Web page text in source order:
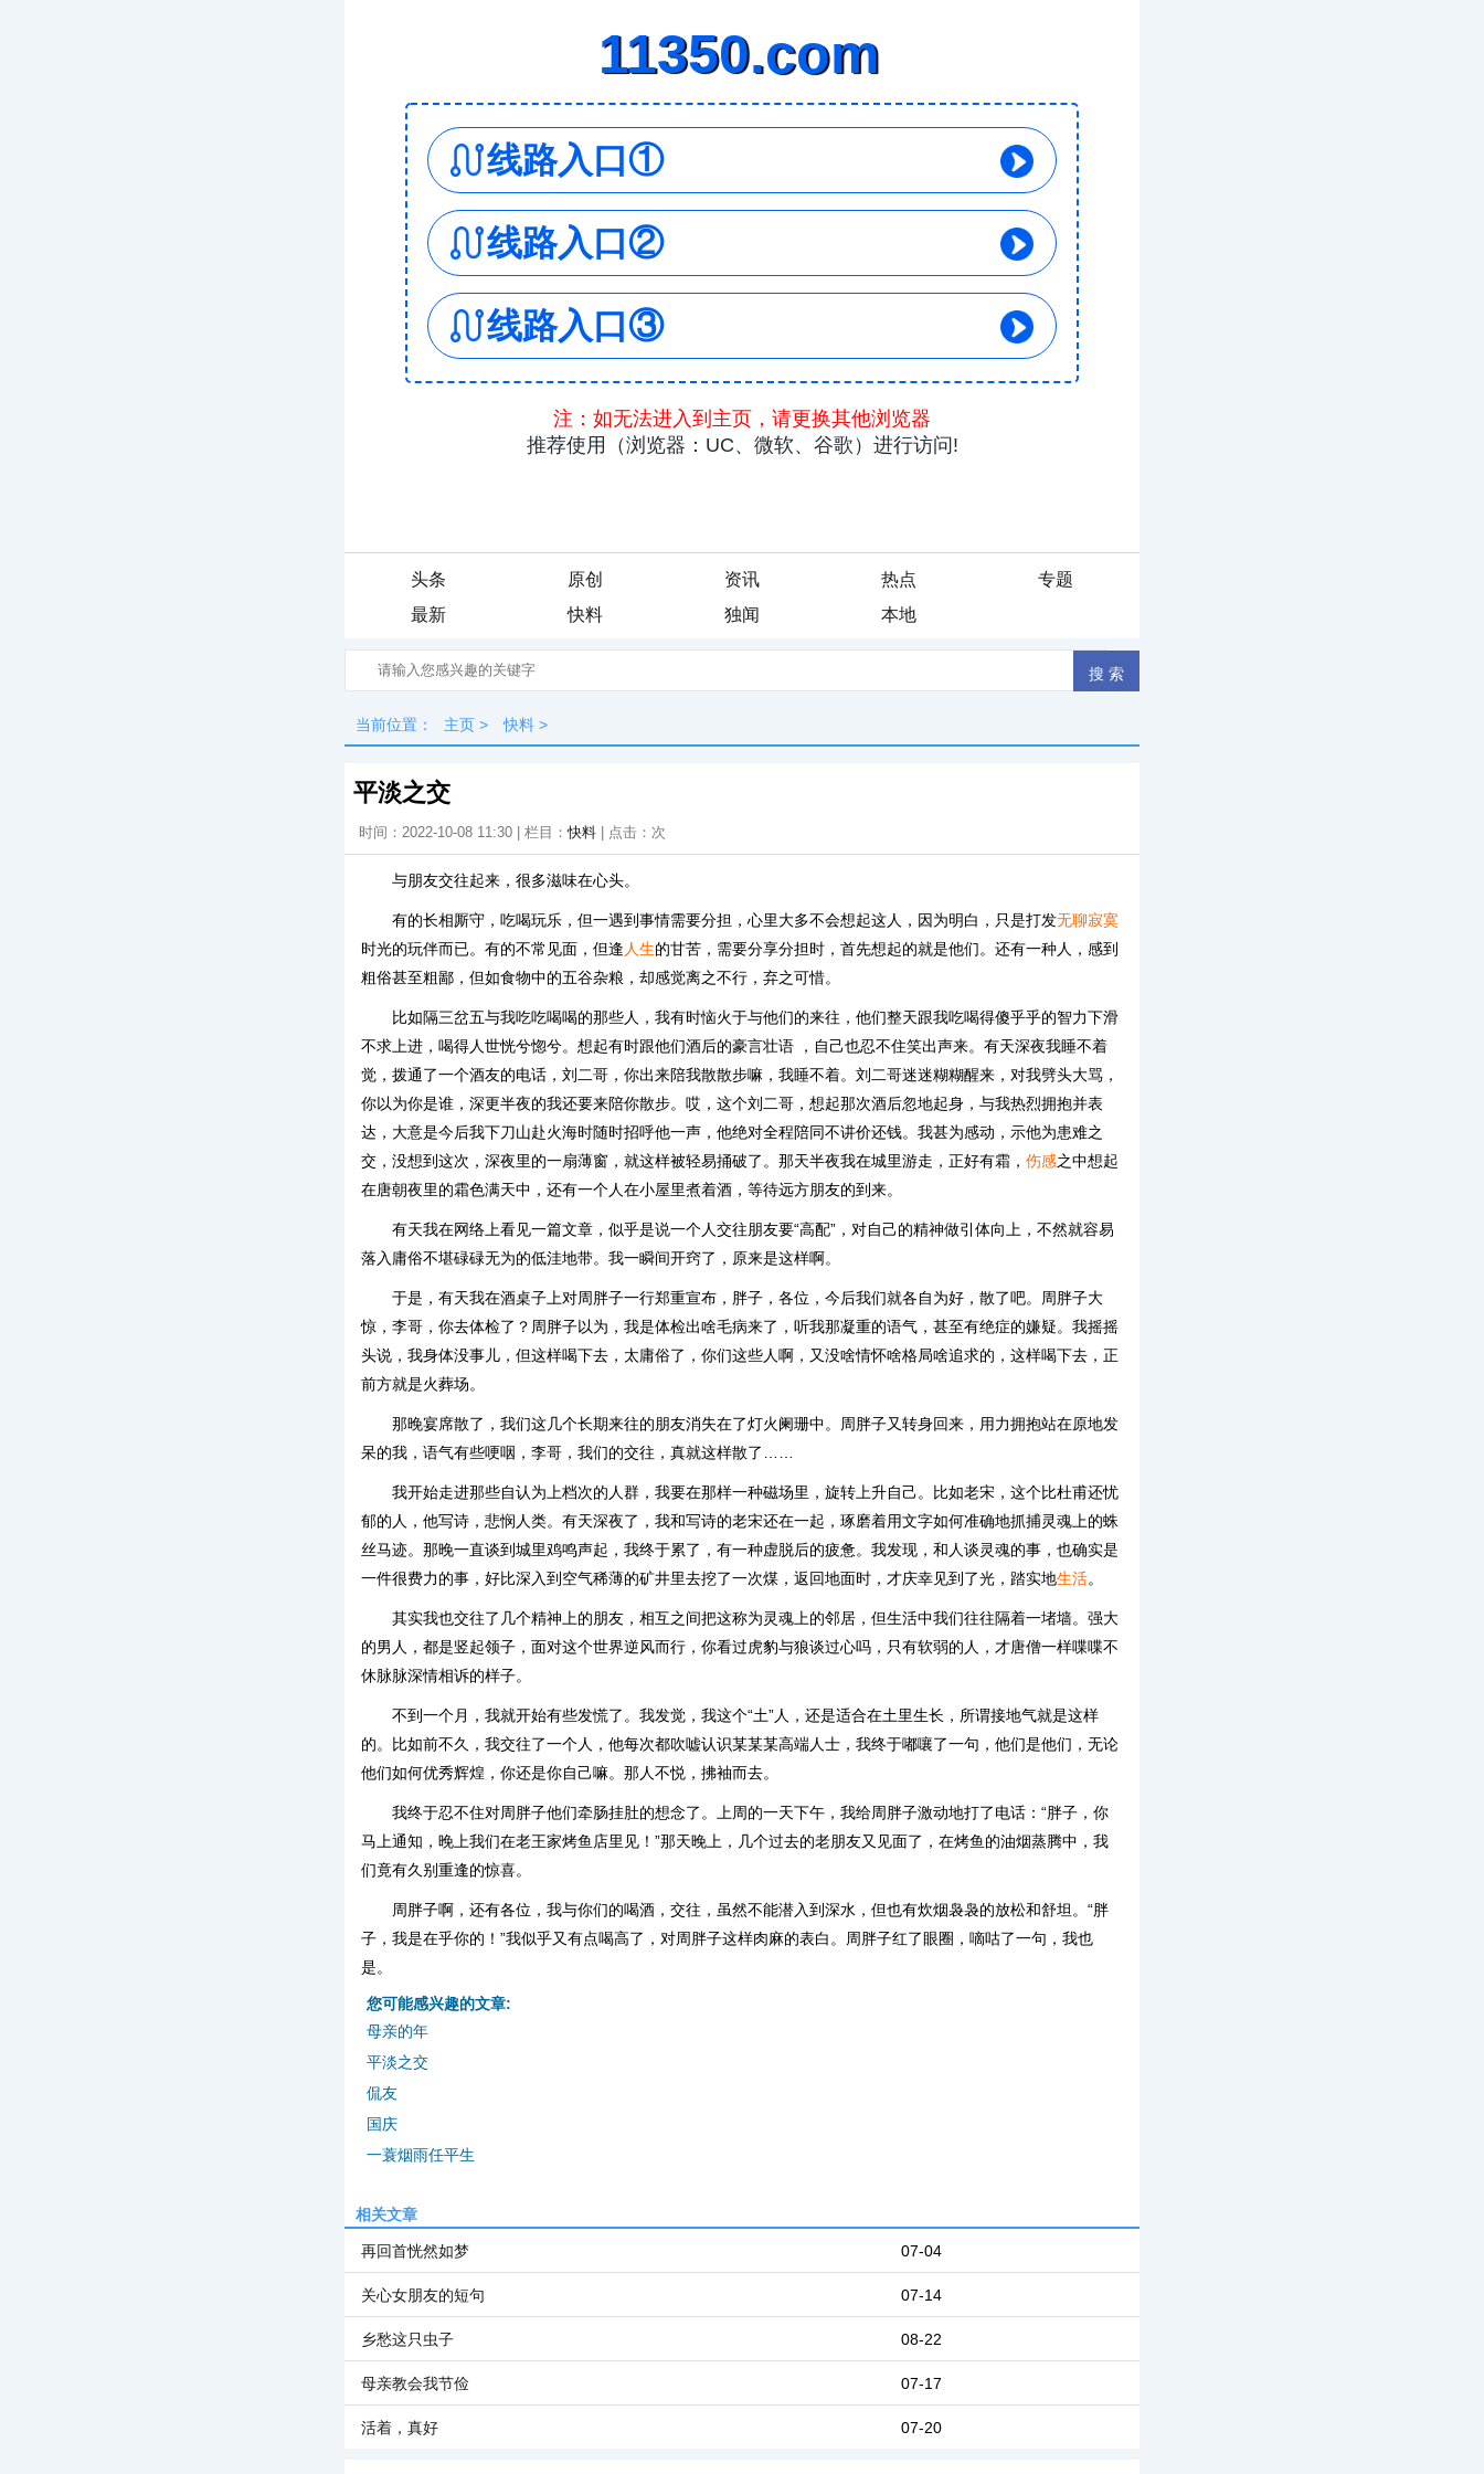
头条 原创 资讯 热点
专题
最新
快料 独闻 本地
当前位置： 主页 > 快料 >
平淡之交
时间：2022-10-08 11:30 | 栏目：快料 | 点击： 次
与朋友交往起来，很多滋味在心头。
有的长相厮守，吃喝玩乐，但一遇到事情需要分担，心里大多不会想起这人，因为明白，只是打发无聊寂寞
时光的玩伴而已。有的不常见面，但逢 人生的甘苦，需要分享分担时，首先想起的就是他们。还有一种人，感到
粗俗甚至粗鄙，但如食物中的五谷杂粮，却感觉离之不行，弃之可惜。
比如隔三岔五与我吃吃喝喝的那些人，我有时恼火于与他们的来往，他们整天跟我吃喝得傻乎乎的智力下滑
不求上进，喝得人世恍兮惚兮。想起有时跟他们酒后的豪言壮语 ，自己也忍不住笑出声来。有天深夜我睡不着
觉，拨通了一个酒友的电话，刘二哥，你出来陪我散散步嘛，我睡不着。刘二哥迷迷糊糊醒来，对我劈头大骂，
你以为你是谁，深更半夜的我还要来陪你散步。哎，这个刘二哥，想起那次酒后忽地起身，与我热烈拥抱并表
达，大意是今后我下刀山赴火海时随时招呼他一声，他绝对全程陪同不讲价还钱。我甚为感动，示他为患难之
交，没想到这次，深夜里的一扇薄窗，就这样被轻易捅破了。那天半夜我在城里游走，正好有霜， 伤感之中想起
在唐朝夜里的霜色满天中，还有一个人在小屋里煮着酒，等待远方朋友的到来。
有天我在网络上看见一篇文章，似乎是说一个人交往朋友要“高配”，对自己的精神做引体向上，不然就容易
落入庸俗不堪碌碌无为的低洼地带。我一瞬间开窍了，原来是这样啊。
于是，有天我在酒桌子上对周胖子一行郑重宣布，胖子，各位，今后我们就各自为好，散了吧。周胖子大
惊，李哥，你去体检了？周胖子以为，我是体检出啥毛病来了，听我那凝重的语气，甚至有绝症的嫌疑。我摇摇
头说，我身体没事儿，但这样喝下去，太庸俗了，你们这些人啊，又没啥情怀啥格局啥追求的，这样喝下去，正
前方就是火葬场。
那晚宴席散了，我们这几个长期来往的朋友消失在了灯火阑珊中。周胖子又转身回来，用力拥抱站在原地发
呆的我，语气有些哽咽，李哥，我们的交往，真就这样散了……
我开始走进那些自认为上档次的人群，我要在那样一种磁场里，旋转上升自己。比如老宋，这个比杜甫还忧
郁的人，他写诗，悲悯人类。有天深夜了，我和写诗的老宋还在一起，琢磨着用文字如何准确地抓捕灵魂上的蛛
丝马迹。那晚一直谈到城里鸡鸣声起，我终于累了，有一种虚脱后的疲惫。我发现，和人谈灵魂的事，也确实是
一件很费力的事，好比深入到空气稀薄的矿井里去挖了一次煤，返回地面时，才庆幸见到了光，踏实地生活。
其实我也交往了几个精神上的朋友，相互之间把这称为灵魂上的邻居，但生活中我们往往隔着一堵墙。强大
的男人，都是竖起领子，面对这个世界逆风而行，你看过虎豹与狼谈过心吗，只有软弱的人，才唐僧一样喋喋不
休脉脉深情相诉的样子。
不到一个月，我就开始有些发慌了。我发觉，我这个“土”人，还是适合在土里生长，所谓接地气就是这样
的。比如前不久，我交往了一个人，他每次都吹嘘认识某某某高端人士，我终于嘟嚷了一句，他们是他们，无论
他们如何优秀辉煌，你还是你自己嘛。那人不悦，拂袖而去。
我终于忍不住对周胖子他们牵肠挂肚的想念了。上周的一天下午，我给周胖子激动地打了电话：“胖子，你
马上通知，晚上我们在老王家烤鱼店里见！”那天晚上，几个过去的老朋友又见面了，在烤鱼的油烟蒸腾中，我
们竟有久别重逢的惊喜。
周胖子啊，还有各位，我与你们的喝酒，交往，虽然不能潜入到深水，但也有炊烟袅袅的放松和舒坦。“胖
子，我是在乎你的！”我似乎又有点喝高了，对周胖子这样肉麻的表白。周胖子红了眼圈，嘀咕了一句，我也
是。
您可能感兴趣的文章:
母亲的年
平淡之交
侃友
国庆
一蓑烟雨任平生
相关文章
07-04
再回首恍然如梦
07-14
关心女朋友的短句
08-22
乡愁这只虫子
07-17
母亲教会我节俭
07-20
活着，真好